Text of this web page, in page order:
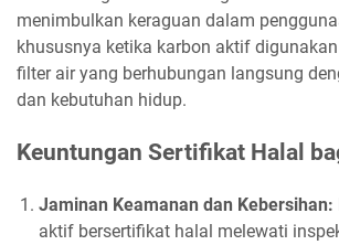
menimbulkan keraguan dalam
khususnya ketika karbon aktif
filter air yang berhubungan langsung
dan kebutuhan hidup.
Keuntungan Sertifikat Halal
Jaminan Keamanan dan Kebersihan:
aktif bersertifikat halal melewati